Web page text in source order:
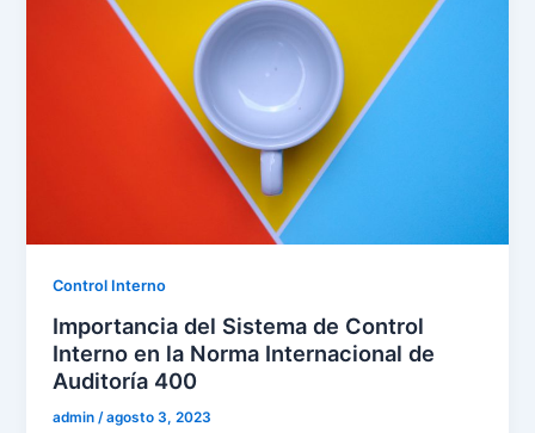
Control Interno
Importancia del Sistema de Control
Interno en la Norma Internacional de
Auditoría 400
admin/agosto 3, 2023